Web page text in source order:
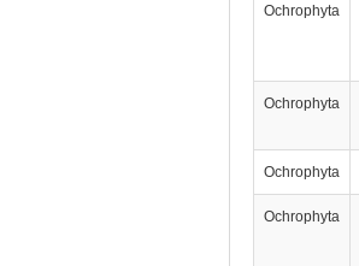
Ochrophyta
Ochrophyta
Ochrophyta
Ochrophyta